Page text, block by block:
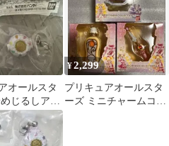
オールスタ
じるしアク
¥2,299
プリキュアオールスタ
ーズ ミニチャームコレ